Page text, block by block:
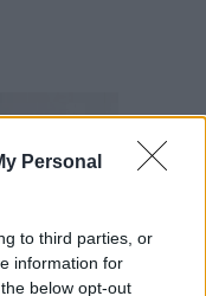
Personal
to third parties, or
information for
below opt-out